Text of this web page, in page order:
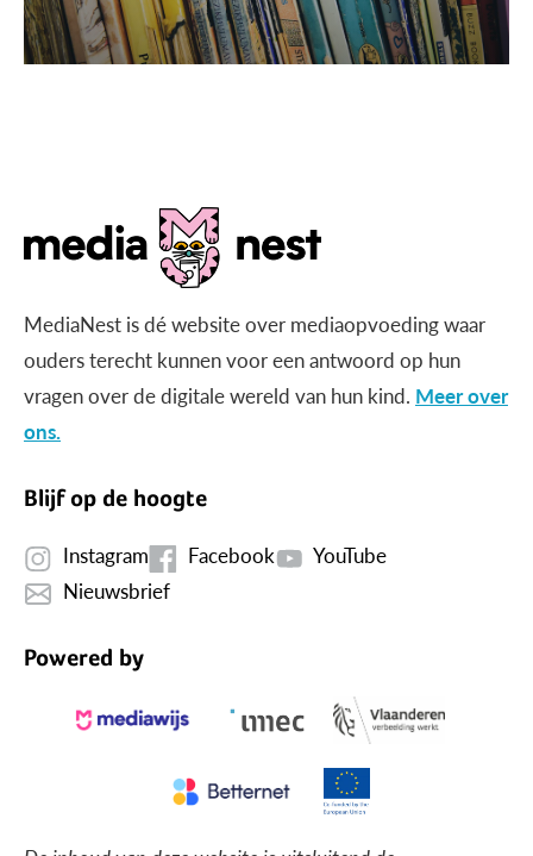
MediaNest is dé website over mediaopvoeding waar
ouders terecht kunnen voor een antwoord op hun
vragen over de digitale wereld van hun kind. Meer over
ons.
Blijf op de hoogte
Instagram Facebook
YouTube
Nieuwsbrief
Powered by